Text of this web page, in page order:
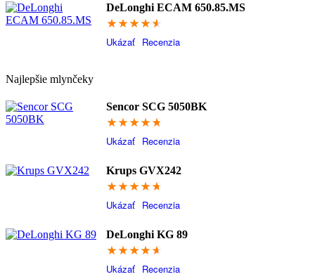
DeLonghi ECAM 650.85.MS
92.4
Ukázať Recenzia
Najlepšie mlynčeky
Sencor SCG 5050BK
95
Ukázať Recenzia
Krups GVX242
94.6
Ukázať Recenzia
DeLonghi KG 89
93.2
Ukázať Recenzia